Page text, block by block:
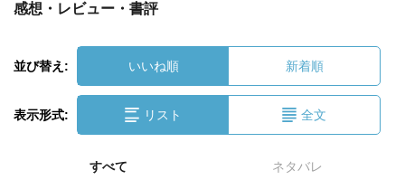
感想・レビュー・書評
並び替え: いいね順 新着順
表示形式: リスト 全文
すべて ネタバレ